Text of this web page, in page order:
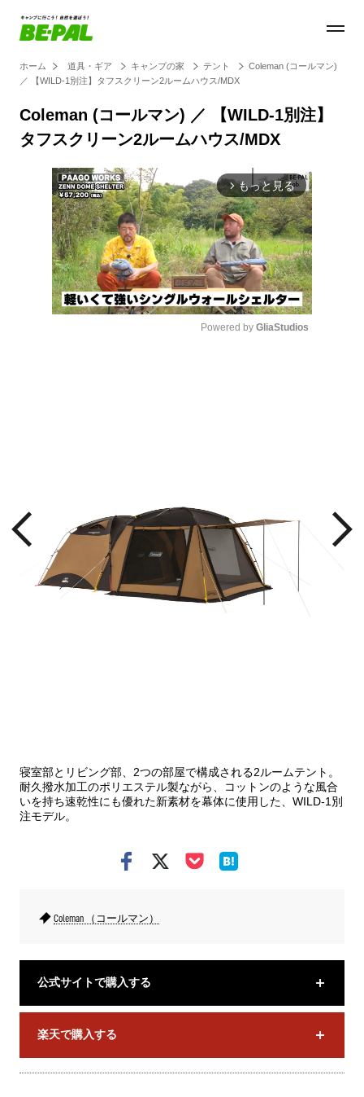
ホーム 道具・ギア キャンプの家 テント
Coleman (コールマン)
／ 【WILD-1別注】タフスクリーン2ルームハウス/MDX
Coleman (コールマン) ／ 【WILD-1別注】
タフスクリーン2ルームハウス/MDX
arrow_forward_ios もっと見る
Powered by GliaStudios
寝室部とリビング部、2つの部屋で構成される2ルームテント。
耐久撥水加工のポリエステル製ながら、コットンのような風合
いを持ち速乾性にも優れた新素材を幕体に使用した、WILD-1別
注モデル。
Coleman （コールマン）
公式サイトで購入する
楽天で購入する